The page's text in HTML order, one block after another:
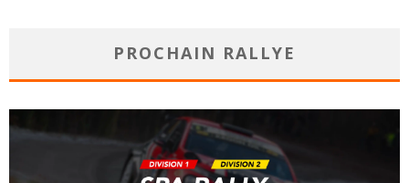
PROCHAIN RALLYE